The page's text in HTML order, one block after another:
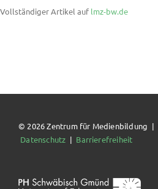
Vollständiger Artikel auf lmz-bw.de
© 2026 Zentrum für Medienbildung |
Datenschutz | Barrierefreiheit